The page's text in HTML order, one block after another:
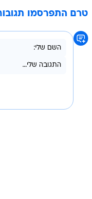
טרם התפרסמו